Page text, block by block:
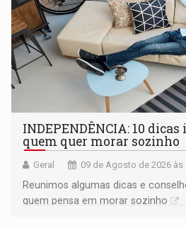
INDEPENDÊNCIA: 10
quem quer morar sozinho
Geral 09 de Agosto de 2026 às
Reunimos algumas dicas e
quem pensa em morar sozinho